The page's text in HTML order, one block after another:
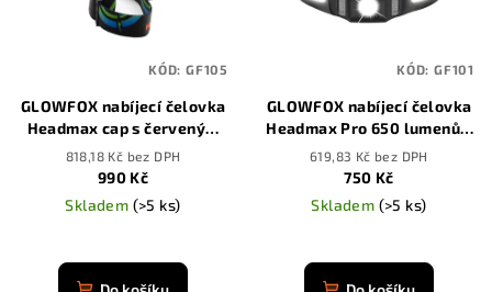
oGLOWFOX nabíjecí čelovka
Headmax cap s červeným
světlem
818,18 Kč bez DPH
990 Kč
Skladem (>5 ks)
KÓD: GF105
GLOWFOX nabíjecí čelovka
Headmax Pro 650 lumenů s
pohybovým senzorem
619,83 Kč bez DPH
750 Kč
Skladem (>5 ks)
hodnocení
produktu
KÓD: GF101